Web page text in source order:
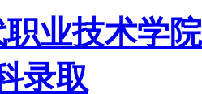
业技术学
录取